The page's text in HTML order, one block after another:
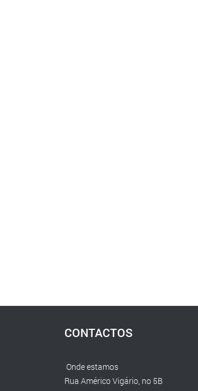
CONTACTOS
Onde estamos
Rua Américo Vigário, no 5B